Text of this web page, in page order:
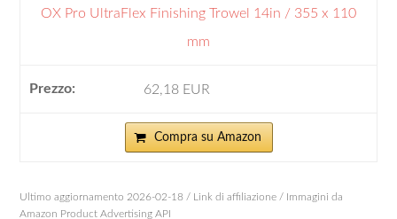
OX Pro UltraFlex Finishing Trowel 14in / 355 x 110
mm
62,18 EUR
Compra su Amazon
Ultimo aggiornamento 2026-02-18 / Link di affiliazione / Immagini da
Amazon Product Advertising API